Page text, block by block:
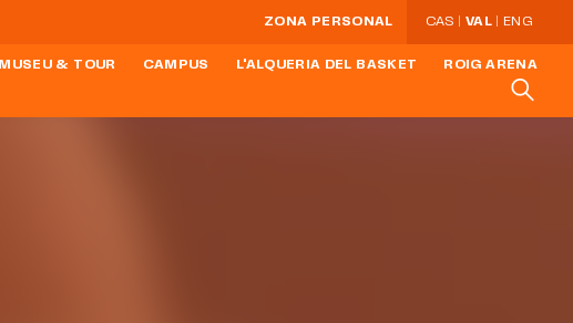
ZONA PERSONAL CAS VAL ENG
MUSEU & TOUR CAMPUS L'ALQUERIA DEL BASKET ROIG ARENA